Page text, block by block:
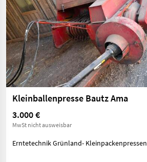
Kleinballenpresse Bautz Ama
3.000 €
MwSt nicht ausweisbar
Erntetechnik Grünland- Kleinpackenpressen